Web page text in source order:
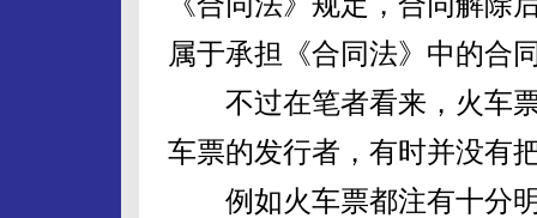
属于承担《合同法》中的合
不过在笔者看来，火车票
车票的发行者，有时并没有
例如火车票都注有十分明